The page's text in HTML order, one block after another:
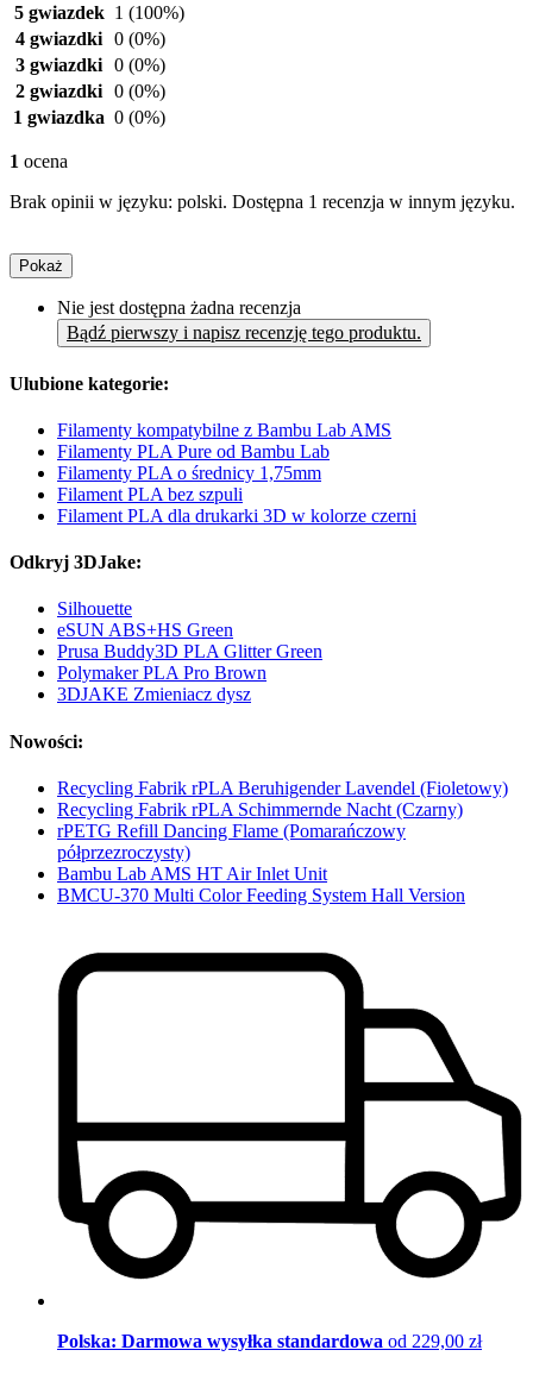
5 gwiazdek 1 (100%)
4 gwiazdki 0 (0%)
3 gwiazdki 0 (0%)
2 gwiazdki 0 (0%)
1 gwiazdka 0 (0%)
1 ocena
Brak opinii w języku: polski. Dostępna 1 recenzja w innym języku.
Pokaż
Nie jest dostępna żadna recenzja
Bądź pierwszy i napisz recenzję tego produktu.
Ulubione kategorie:
Filamenty kompatybilne z Bambu Lab AMS
Filamenty PLA Pure od Bambu Lab
Filamenty PLA o średnicy 1,75mm
Filament PLA bez szpuli
Filament PLA dla drukarki 3D w kolorze czerni
Odkryj 3DJake:
Silhouette
eSUN ABS+HS Green
Prusa Buddy3D PLA Glitter Green
Polymaker PLA Pro Brown
3DJAKE Zmieniacz dysz
Nowości:
Recycling Fabrik rPLA Beruhigender Lavendel (Fioletowy)
Recycling Fabrik rPLA Schimmernde Nacht (Czarny)
rPETG Refill Dancing Flame (Pomarańczowy
półprzezroczysty)
Bambu Lab AMS HT Air Inlet Unit
BMCU-370 Multi Color Feeding System Hall Version
Polska: Darmowa wysyłka standardowa od 229,00 zł